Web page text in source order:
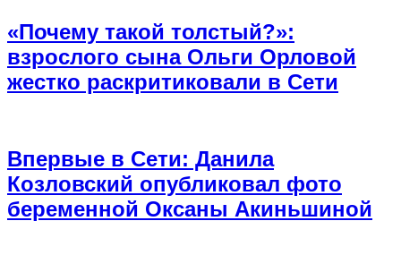
«Почему такой толстый?»:
взрослого сына Ольги Орловой
жестко раскритиковали в Сети
Впервые в Сети: Данила
Козловский опубликовал фото
беременной Оксаны Акиньшиной